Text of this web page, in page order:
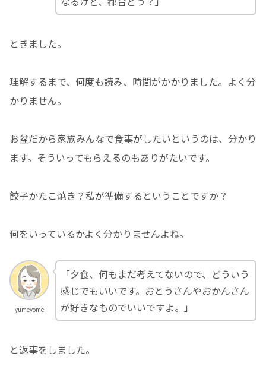
ときました。
理解するまで、何度も読み、時間がかかりました。よく分
かりません。
お盆だから家族みんなで食事がしたいというのは、分かり
ます。そういってもらえるのもありがたいです。
餃子かたこ焼き？私が準備するということですか？
何をいっているかよく分かりませんよね。
yumeyome
「夕食、何もまだ考えてないので、どういう
感じでもいいです。おとうさんやおかんさん
が好きなものでいいですよ。」
と返事をしました。